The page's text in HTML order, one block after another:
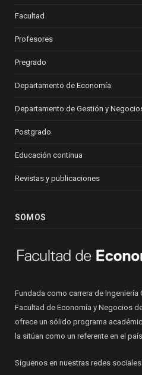
Facultad
Profesores
Pregrado
Departamento de Economía
Departamento de Gestión y
Postgrado
Educación continua
Revistas y publicaciones
SOMOS
Fundada como carrera de Ingeniería
Facultad de Economía y Negocios
ofrece un sólido programa
la sitúan como un referente en el país.
Síguenos en nuestras redes